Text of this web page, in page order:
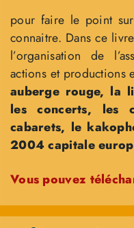
pour faire le point
connaitre. Dans ce
l’organisation de
actions et productions
auberge rouge, la
les concerts, les
cabarets, le
2004 capitale
Vous pouvez